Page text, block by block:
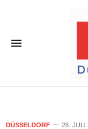
DÜSSELDORF 28. JULI